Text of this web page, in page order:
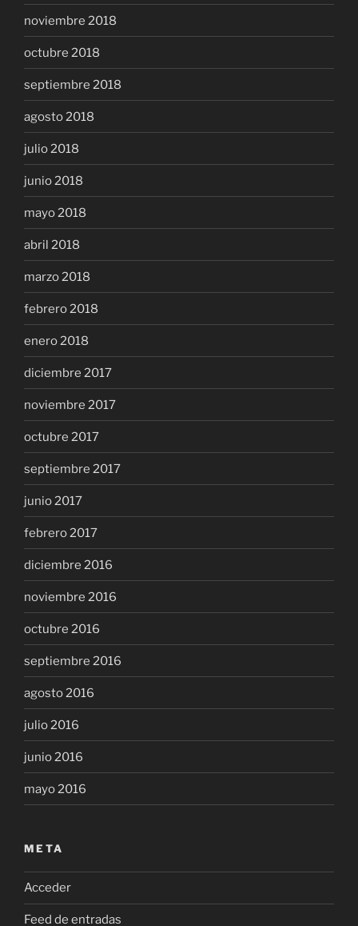
noviembre 2018
octubre 2018
septiembre 2018
agosto 2018
julio 2018
junio 2018
mayo 2018
abril 2018
marzo 2018
febrero 2018
enero 2018
diciembre 2017
noviembre 2017
octubre 2017
septiembre 2017
junio 2017
febrero 2017
diciembre 2016
noviembre 2016
octubre 2016
septiembre 2016
agosto 2016
julio 2016
junio 2016
mayo 2016
META
Acceder
Feed de entradas